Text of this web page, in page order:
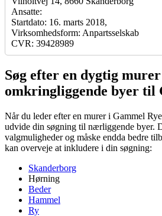
Ansatte:
Startdato: 16. marts 2018,
Virksomhedsform: Anpartsselskab
CVR: 39428989
Søg efter en dygtig
omkringliggende byer til
Når du leder efter en murer i Gammel
udvide din søgning til nærliggende byer.
valgmuligheder og måske endda bedre
kan overveje at inkludere i din søgning:
Skanderborg
Hørning
Beder
Hammel
Ry